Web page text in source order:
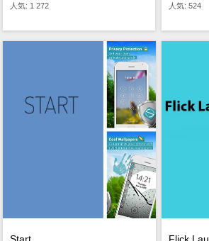
人気: 1 272 人気: 524
Start Flick